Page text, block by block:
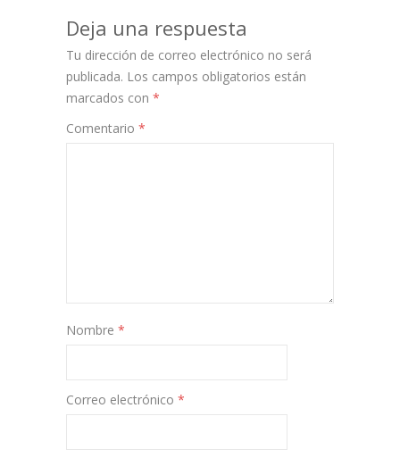
Deja una respuesta
Tu dirección de correo electrónico no será
publicada. Los campos obligatorios están
marcados con *
Comentario *
Nombre *
Correo electrónico *